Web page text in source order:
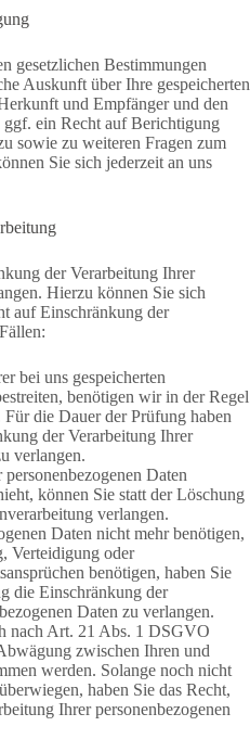
gesetzlichen Bestimmungen
Auskunft über Ihre gespeicherten
und Empfänger und den
ein Recht auf Berichtigung
sowie zu weiteren Fragen zum
Sie sich jederzeit an uns
der Verarbeitung Ihrer
Hierzu können Sie sich
auf Einschränkung der
bei uns gespeicherten
benötigen wir in der Regel
die Dauer der Prüfung haben
der Verarbeitung Ihrer
verlangen.
Daten
können Sie statt der Löschung
verlangen.
Daten nicht mehr benötigen,
Verteidigung oder
benötigen, haben Sie
die Einschränkung der
Daten zu verlangen.
nach Art. 21 Abs. 1 DSGVO
zwischen Ihren und
werden. Solange noch nicht
haben Sie das Recht,
Ihrer personenbezogenen